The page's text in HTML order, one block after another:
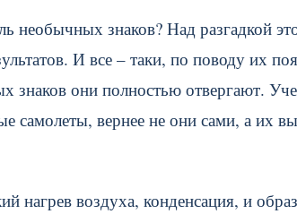
необычных знаков? Над разгадкой
И все – таки, по поводу их
знаков они полностью отвергают.
самолеты, вернее не они сами, а их
нагрев воздуха, конденсация, и